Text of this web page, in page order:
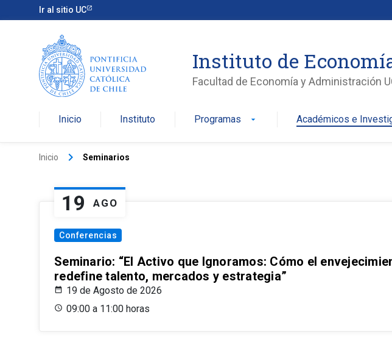
Ir al sitio UC
Instituto de
Facultad de Economía y Administración
Inicio Instituto Programas arrow_drop_down Académicos e
Inicio keyboard_arrow_right Seminarios
19 AGO
Conferencias
Seminario: “El Activo que Ignoramos: Cómo el
redefine talento, mercados y estrategia”
19 de Agosto de 2026
09:00 a 11:00 horas